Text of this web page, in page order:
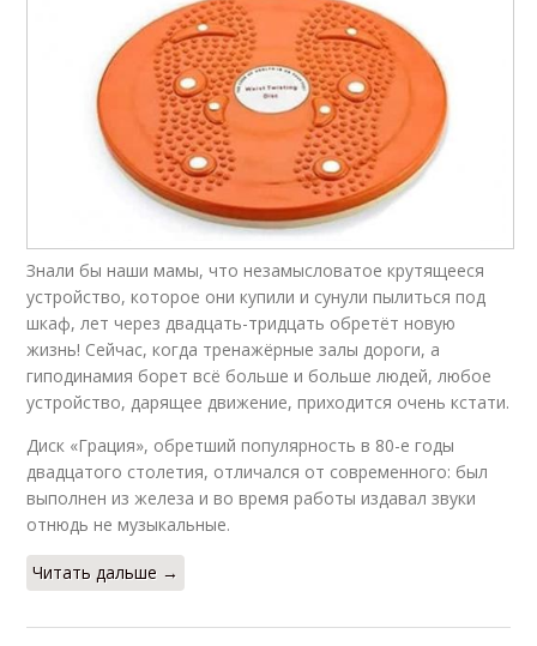
Знали бы наши мамы, что незамысловатое крутящееся
устройство, которое они купили и сунули пылиться под
шкаф, лет через двадцать-тридцать обретёт новую
жизнь! Сейчас, когда тренажёрные залы дороги, а
гиподинамия борет всё больше и больше людей, любое
устройство, дарящее движение, приходится очень кстати.
Диск «Грация», обретший популярность в 80-е годы
двадцатого столетия, отличался от современного: был
выполнен из железа и во время работы издавал звуки
отнюдь не музыкальные.
Читать дальше →